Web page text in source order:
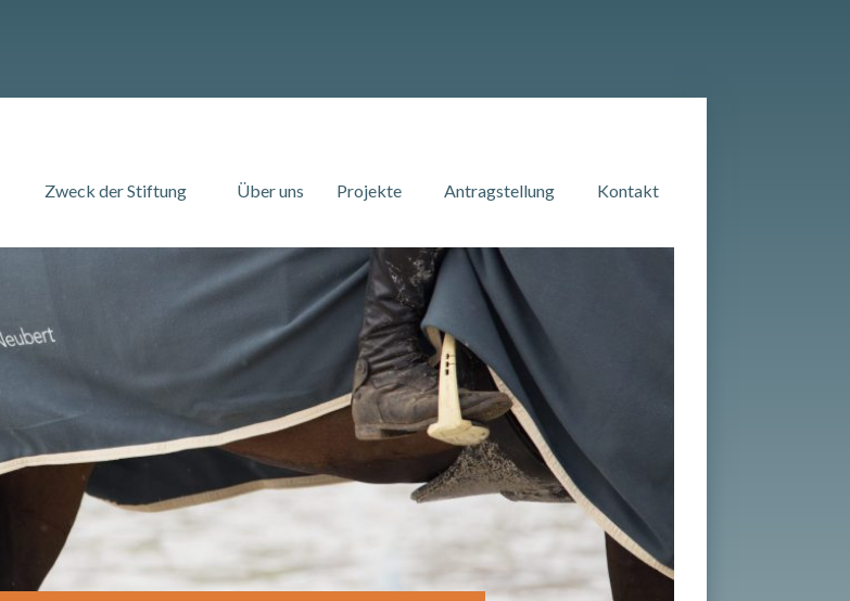
Zweck der Stiftung Über uns Projekte Antragstellung Kontakt